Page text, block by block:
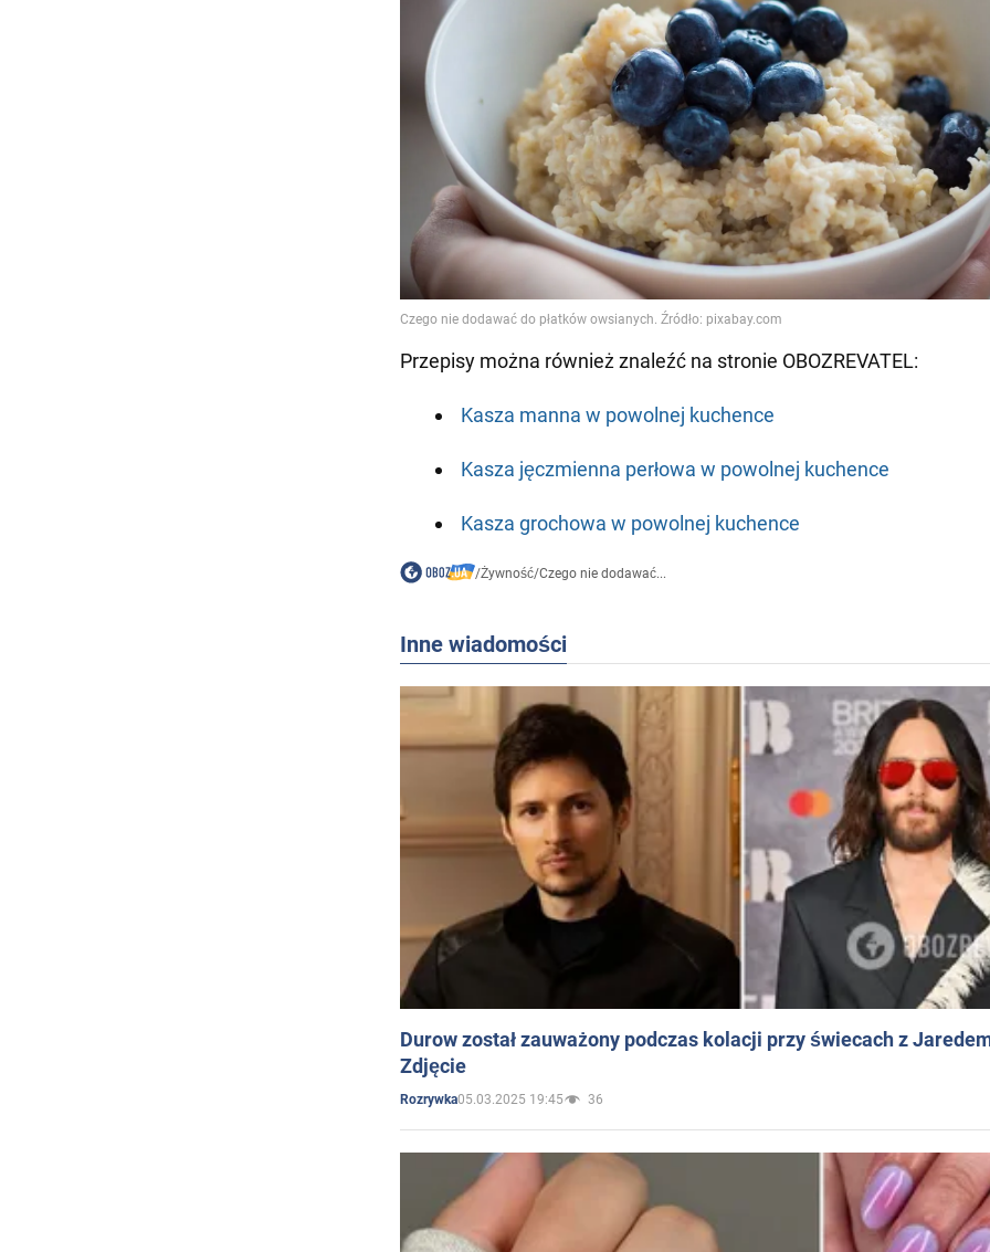
Przepisy można również znaleźć na stronie OBOZREVATEL:
Kasza manna w powolnej kuchence
Kasza jęczmienna perłowa w powolnej kuchence
Kasza grochowa w powolnej kuchence
/Żywność/Czego nie dodawać...
Inne wiadomości
Durow został zauważony podczas kolacji przy świecach z
Zdjęcie
Rozrywka05.03.2025 19:45 36